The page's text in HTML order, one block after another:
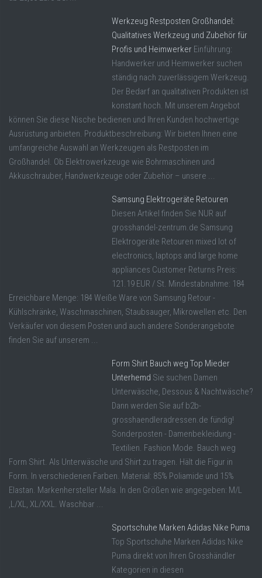
Werkzeug Restposten Großhandel:
Qualitatives Werkzeug und Zubehör für
Profis und Heimwerker Einführung:
Handwerker und Heimwerker suchen
ständig nach zuverlässigem Werkzeug.
Der Bedarf an qualitativen Produkten ist
konstant hoch. Mit unserem Angebot
können Sie diese Nische bedienen und Ihren Kunden hochwertige
Ausrüstung anbieten. Produktbeschreibung: Wir bieten Ihnen eine
umfangreiche Auswahl an Werkzeugen als Restposten im
Großhandel. Ob Elektrowerkzeuge wie Bohrmaschinen und
Akkuschrauber, Handwerkzeuge oder Zubehör – unsere ...
Samsung Elektrogeräte Retouren
Diesen Artikel finden Sie NUR auf
grosshandel-zentrum.de Samsung
Elektrogeräte Retouren mixed lot of
electronics, laptops and large home
appliances Customer Returns Preis:
121.19 EUR / St. Mindestabnahme: 184
Erreichbare Menge: 184 Weiße Ware von Samsung Retour -
Kühlschränke, Waschmaschinen, Staubsauger, Mikrowellen etc. Den
Verkäufer von diesem Posten und auch andere Sonderangebote
finden Sie auf unserem ...
Form Shirt Bauch weg Top Mieder
Unterhemd Sie suchen Damen
Unterwäsche, Dessous & Nachtwäsche?
Dann werden Sie auf b2b-
grosshaendleradressen.de fündig!
Sonderposten - Damenbekleidung -
Textilien. Fashion Mode. Bauch weg
Form Shirt. Als Unterwäsche und Shirt zu tragen. Hält die Figur in
Form. In verschiedenen Farben. Material: 85% Poliamide und 15%
Elastan. Markenhersteller Mala. In den Größen wie angegeben: M/L
,L/XL, XL/XXL. Waschbar ...
Sportschuhe Marken Adidas Nike Puma
Top Sportschuhe Marken Adidas Nike
Puma direkt von Ihren Grosshändler
Kategorien in diesen